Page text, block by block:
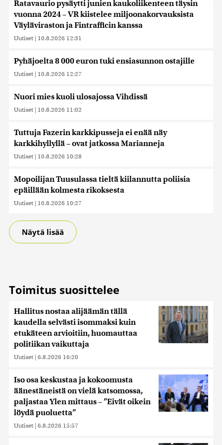
alan kumppaneillemme tietoja siitä, miten käytät
sivustoamme. Kumppanimme voivat yhdistää näitä
tietoja muihin tietoihin, joita olet antanut heille tai joita on
kerätty, kun olet käyttänyt heidän palvelujaan. Tietoja
Ratavaurio pysäytti junien kaukoliikenteen täysin
vuonna 2024 – VR kiistelee miljoonakorvauksista
Väyläviraston ja Fintrafficin kanssa
Uutiset | 10.8.2026 12:31
Pyhäjoelta 8 000 euron tuki ensiasunnon ostajille
Uutiset | 10.8.2026 12:27
Nuori mies kuoli ulosajossa Vihdissä
Uutiset | 10.8.2026 11:02
Tuttuja Fazerin karkkipusseja ei enää näy
karkkihyllyllä – ovat jatkossa Marianneja
Uutiset | 10.8.2026 10:28
Mopoilijan Tuusulassa tieltä kiilannutta poliisia
epäillään kolmesta rikoksesta
Uutiset | 10.8.2026 10:27
Näytä lisää
Toimitus suosittelee
Hallitus nostaa alijäämän tällä
kaudella selvästi isommaksi kuin
etukäteen arvioitiin, huomauttaa
politiikan vaikuttaja
Uutiset | 6.8.2026 16:20
Iso osa keskustaa ja kokoomusta
äänestäneistä on vielä katsomossa,
paljastaa Ylen mittaus – ”Eivät oikein
löydä puoluetta”
Uutiset | 6.8.2026 15:57